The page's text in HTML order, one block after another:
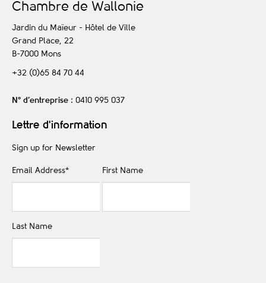
Chambre de Wallonie
Jardin du Maïeur - Hôtel de Ville
Grand Place, 22
B-7000 Mons
+32 (0)65 84 70 44
N° d’entreprise : 0410 995 037
Lettre d'information
Sign up for Newsletter
Email Address* First Name
Last Name